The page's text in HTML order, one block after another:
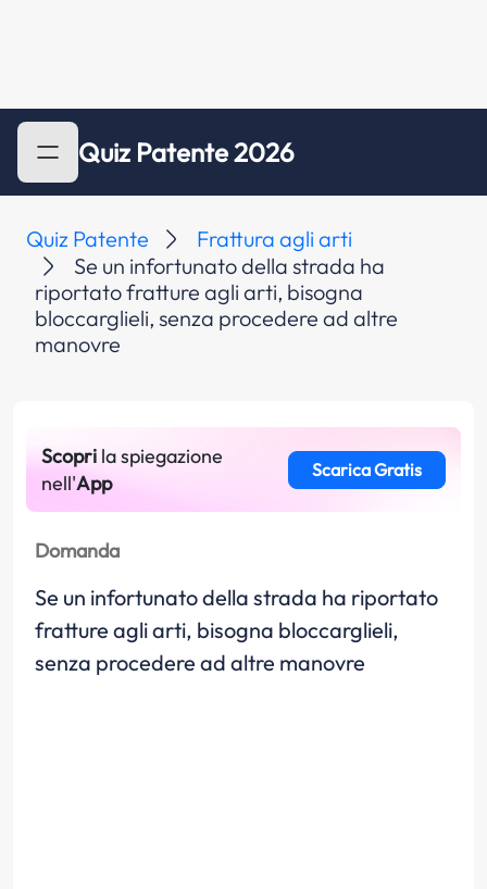
Quiz Patente 2026
Quiz Patente
Frattura agli arti
Se un infortunato della strada ha
riportato fratture agli arti, bisogna
bloccarglieli, senza procedere ad altre
manovre
Scopri la spiegazione
nell'App
Scarica Gratis
Domanda
Se un infortunato della strada ha riportato
fratture agli arti, bisogna bloccarglieli,
senza procedere ad altre manovre